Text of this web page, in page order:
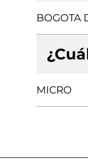
BOGOTA
MICRO